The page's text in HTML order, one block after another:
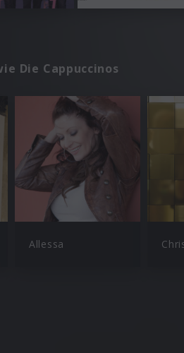
Die Cappuccinos
Allessa